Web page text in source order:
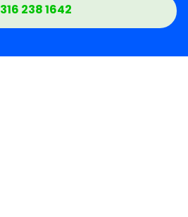
316 238 1642